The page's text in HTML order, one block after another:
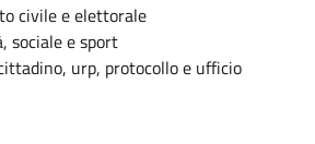
civile e elettorale
sociale e sport
urp, protocollo e ufficio